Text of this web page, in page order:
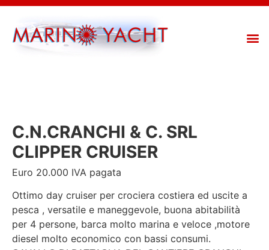
C.N.CRANCHI & C. SRL
CLIPPER CRUISER
Euro 20.000 IVA pagata
Ottimo day cruiser per crociera costiera ed uscite a
pesca , versatile e maneggevole, buona abitabilità
per 4 persone, barca molto marina e veloce ,motore
diesel molto economico con bassi consumi.